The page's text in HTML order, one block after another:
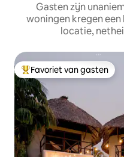
Gasten zijn
woningen kregen
locatie,
Topfavoriet van gasten
Favoriet van gasten